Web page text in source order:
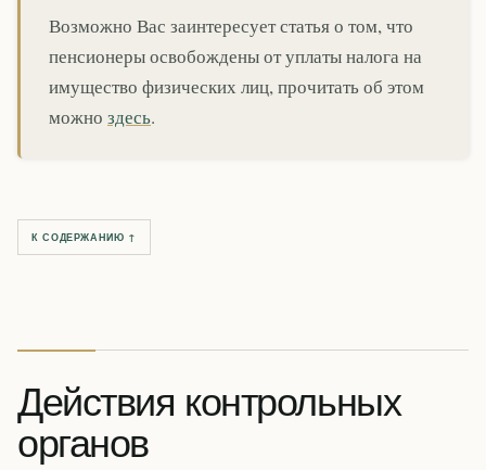
Возможно Вас заинтересует статья о том, что
пенсионеры освобождены от уплаты налога на
имущество физических лиц, прочитать об этом
можно здесь.
К СОДЕРЖАНИЮ ↑
Действия контрольных
органов